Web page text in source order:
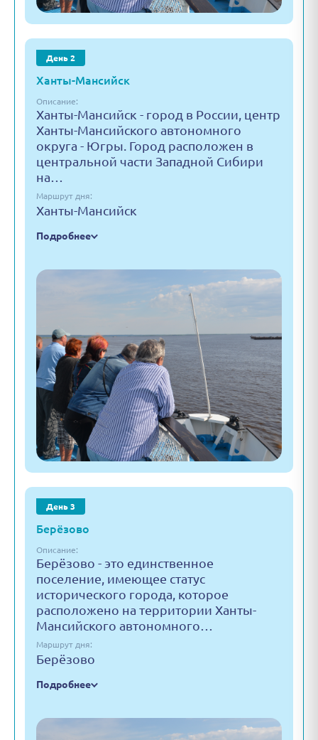
День 2
Ханты-Мансийск
Описание:
Ханты-Мансийск - город в России, центр
Ханты-Мансийского автономного
округа - Югры. Город расположен в
центральной части Западной Сибири
на…
Маршрут дня:
Ханты-Мансийск
Подробнее
День 3
Берёзово
Описание:
Берёзово - это единственное
поселение, имеющее статус
исторического города, которое
расположено на территории Ханты-
Мансийского автономного…
Маршрут дня:
Берёзово
Подробнее